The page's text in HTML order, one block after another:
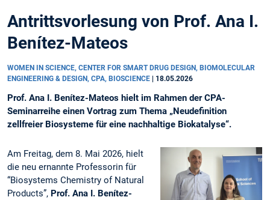
Antrittsvorlesung von Prof. Ana I.
Benítez-Mateos
WOMEN IN SCIENCE, CENTER FOR SMART DRUG DESIGN, BIOMOLECULAR
ENGINEERING & DESIGN, CPA, BIOSCIENCE
18.05.2026
Prof. Ana I. Benítez-Mateos hielt im Rahmen der CPA-
Seminarreihe einen Vortrag zum Thema „Neudefinition
zellfreier Biosysteme für eine nachhaltige Biokatalyse“.
Am Freitag, dem 8. Mai 2026, hielt
die neu ernannte Professorin für
“Biosystems Chemistry of Natural
Products”, Prof. Ana I. Benítez-